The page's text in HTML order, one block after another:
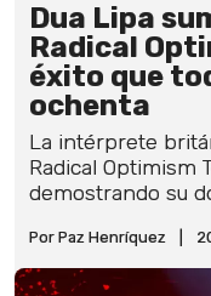
Dua Lipa
Radical
éxito que
ochenta
La intérprete
Radical Optimism
demostrando su
Por Paz Henríquez